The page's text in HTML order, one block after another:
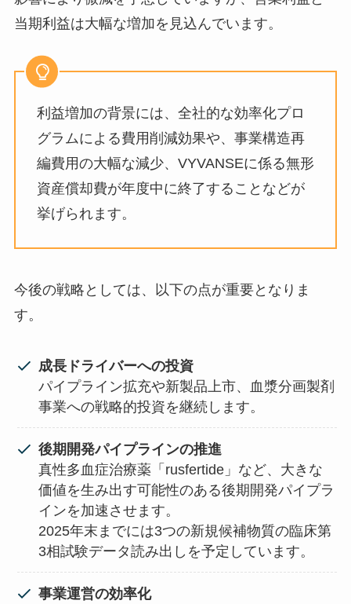
当期利益は大幅な増加を見込んでいます。
利益増加の背景には、全社的な効率化プロ
グラムによる費用削減効果や、事業構造再
編費用の大幅な減少、VYVANSEに係る無形
資産償却費が年度中に終了することなどが
挙げられます。
今後の戦略としては、以下の点が重要となりま
す。
成長ドライバーへの投資
パイプライン拡充や新製品上市、血漿分画製剤
事業への戦略的投資を継続します。
後期開発パイプラインの推進
真性多血症治療薬「rusfertide」など、大きな
価値を生み出す可能性のある後期開発パイプラ
インを加速させます。
2025年末までには3つの新規候補物質の臨床第
3相試験データ読み出しを予定しています。
事業運営の効率化